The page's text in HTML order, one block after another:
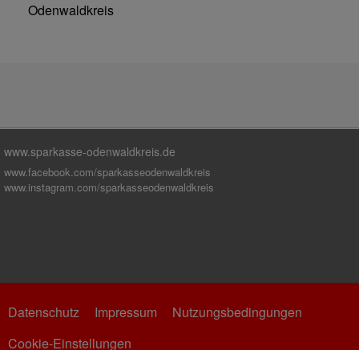
Odenwaldkreis
www.sparkasse-odenwaldkreis.de
www.facebook.com/sparkasseodenwaldkreis
www.instagram.com/sparkasseodenwaldkreis
Datenschutz Impressum
Nutzungsbedingungen
Cookie-Einstellungen